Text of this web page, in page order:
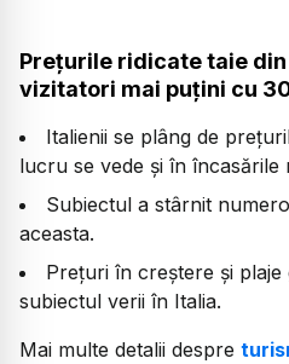
Prețurile ridicate taie
vizitatori mai puțini cu
Italienii se plâng de
lucru se vede și în încasările
Subiectul a stârnit
aceasta.
Prețuri în creștere și plaje
subiectul verii în Italia.
Mai multe detalii despre